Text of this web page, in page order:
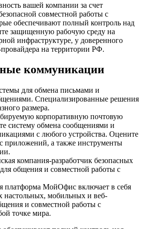
вашей компании за счет
совместной работы с
обеспечивают полный контроль над
защищенную рабочую среду на
инфраструктуре, у доверенного
на территории РФ.
коммуникации
для обмена письмами и
Специализированные решения
размера.
корпоративную почтовую
систему обмена сообщениями и
с любого устройства. Оцените
приложений, а также инструменты
компания-разработчик безопасных
общения и совместной работы с
платформа МойОфис включает в себя
настольных, мобильных и веб-
и совместной работы с
точке мира.